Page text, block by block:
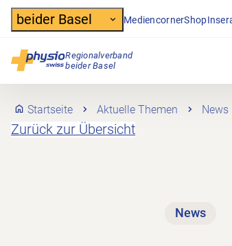
Header
beider Basel MediencornerShop
Regionalverband
beider Basel
Hauptnavigation
Startseite Aktuelle Themen News
Zurück zur Übersicht
News